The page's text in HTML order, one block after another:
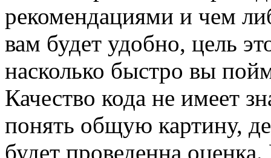
рекомендациями и чем
вам будет удобно, цель
насколько быстро вы
Качество кода не имеет
понять общую картину,
будет проведенна